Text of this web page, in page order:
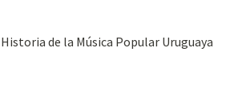
Historia de la Música Popular Uruguaya